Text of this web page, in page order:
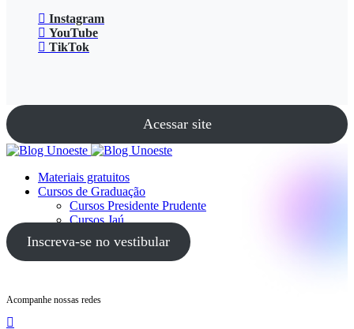
Instagram
YouTube
TikTok
Acessar site
Materiais gratuitos
Cursos de Graduação
Cursos Presidente Prudente
Cursos Jaú
Cursos Guarujá
Inscreva-se no vestibular
Acompanhe nossas redes